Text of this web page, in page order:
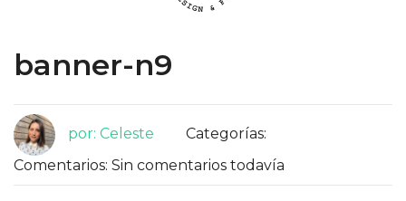
banner-n9
por: Celeste
Categorías:
Comentarios: Sin comentarios todavía